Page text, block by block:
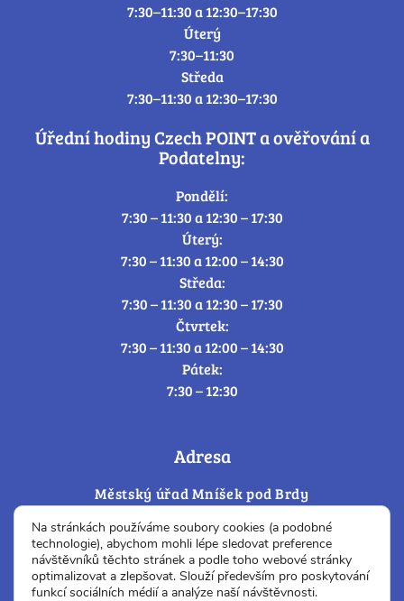
7:30–11:30 a 12:30–17:30
Úterý
7:30–11:30
Středa
7:30–11:30 a 12:30–17:30
Úřední hodiny Czech POINT a ověřování a
Podatelny:
Pondělí:
7:30 – 11:30 a 12:30 – 17:30
Úterý:
7:30 – 11:30 a 12:00 – 14:30
Středa:
7:30 – 11:30 a 12:30 – 17:30
Čtvrtek:
7:30 – 11:30 a 12:00 – 14:30
Pátek:
7:30 – 12:30
Adresa
Městský úřad Mníšek pod Brdy
252 10 Mníšek pod Brdy
IČ: 00242748
DIČ: CZ00242 748
Na stránkách používáme soubory cookies (a podobné
technologie), abychom mohli lépe sledovat preference
návštěvníků těchto stránek a podle toho webové stránky
optimalizovat a zlepšovat. Slouží především pro poskytování
funkcí sociálních médií a analýze naší návštěvnosti.